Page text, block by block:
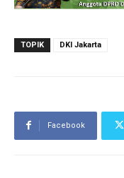
TOPIK DKI Jakarta
Facebook